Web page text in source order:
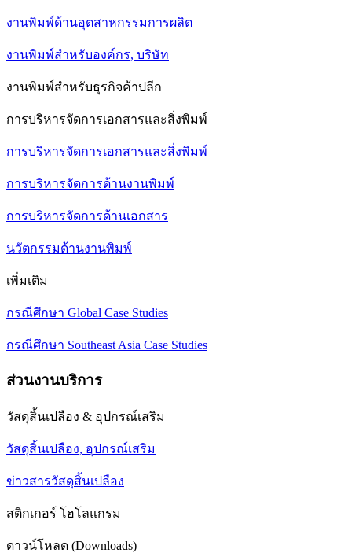
งานพิมพ์ด้านอุตสาหกรรมการผลิต
งานพิมพ์สำหรับองค์กร, บริษัท
งานพิมพ์สำหรับธุรกิจค้าปลีก
การบริหารจัดการเอกสารและสิ่งพิมพ์
การบริหารจัดการเอกสารและสิ่งพิมพ์
การบริหารจัดการด้านงานพิมพ์
การบริหารจัดการด้านเอกสาร
นวัตกรรมด้านงานพิมพ์
เพิ่มเติม
กรณีศึกษา Global Case Studies
กรณีศึกษา Southeast Asia Case Studies
ส่วนงานบริการ
วัสดุสิ้นเปลือง & อุปกรณ์เสริม
วัสดุสิ้นเปลือง, อุปกรณ์เสริม
ข่าวสารวัสดุสิ้นเปลือง
สติกเกอร์ โฮโลแกรม
ดาวน์โหลด (Downloads)